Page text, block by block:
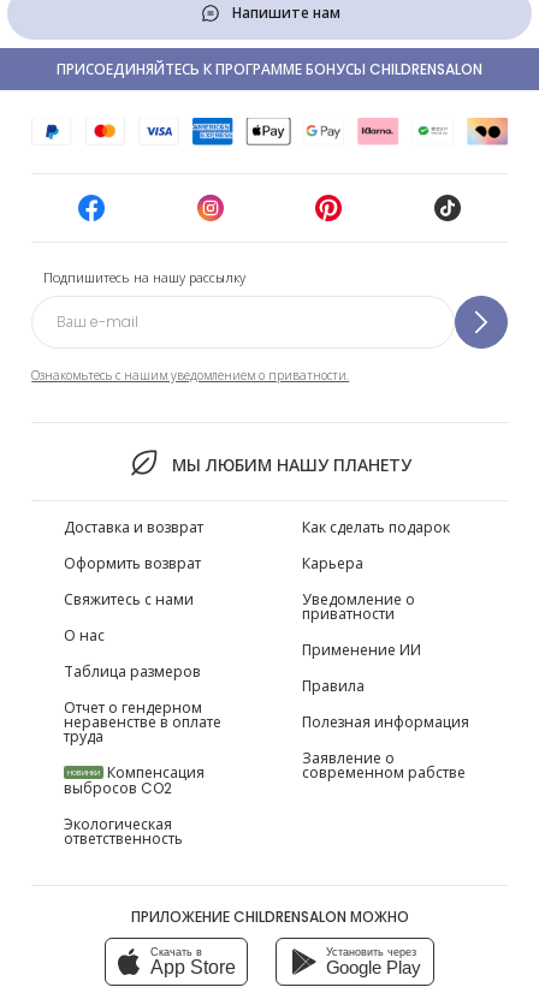
Напишите нам
Подпишитесь на нашу рассылку
Ознакомьтесь с нашим уведомлением о приватности.
МЫ ЛЮБИМ НАШУ ПЛАНЕТУ
ПРИСОЕДИНЯЙТЕСЬ К ПРОГРАММЕ БОНУСЫ CHILDRENSALON
Доставка и возврат
Оформить возврат
Свяжитесь с нами
О нас
Таблица размеров
Отчет о гендерном
неравенстве в оплате
труда
НОВИНКИ Компенсация
выбросов CO2
Экологическая
ответственность
Как сделать подарок
Карьера
Уведомление о
приватности
Применение ИИ
Правила
Полезная информация
Заявление о
современном рабстве
ПРИЛОЖЕНИЕ CHILDRENSALON МОЖНО
Скачать в
App Store
Установить через
Google Play